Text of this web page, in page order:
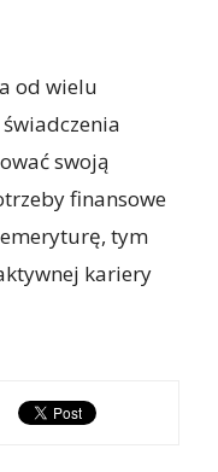
od wielu
swoją
finansowe
emeryturę, tym
kariery